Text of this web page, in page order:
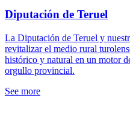
Diputación de Teruel
La Diputación de Teruel y
revitalizar el medio rural
histórico y natural en un motor
orgullo provincial.
See more